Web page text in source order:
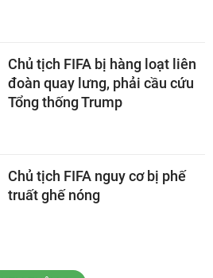
Chủ tịch FIFA bị hàng loạt liên
đoàn quay lưng, phải cầu cứu
Tổng thống Trump
Chủ tịch FIFA nguy cơ bị phế
truất ghế nóng